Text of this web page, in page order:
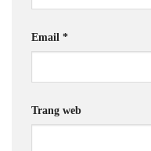
Email *
Trang web